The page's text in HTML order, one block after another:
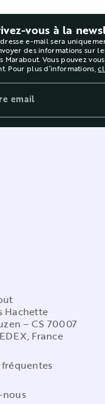
vous à la
e-mail sera
des informations sur
Marabout. Vous pouvez
Pour plus d’informations,
email
Hachette
– CS 70007
France